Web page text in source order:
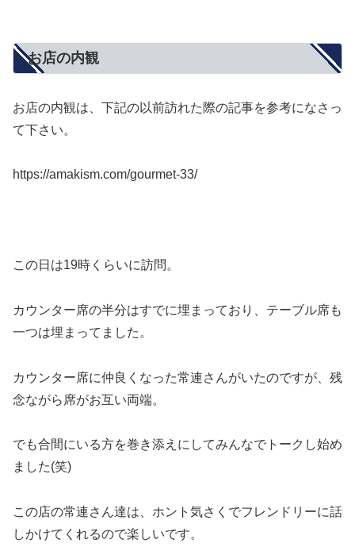
お店の内観
お店の内観は、下記の以前訪れた際の記事を参考になさっ
て下さい。
https://amakism.com/gourmet-33/
この日は19時くらいに訪問。
カウンター席の半分はすでに埋まっており、テーブル席も
一つは埋まってました。
カウンター席に仲良くなった常連さんがいたのですが、残
念ながら席がお互い両端。
でも合間にいる方を巻き添えにしてみんなでトークし始め
ました(笑)
この店の常連さん達は、ホント気さくでフレンドリーに話
しかけてくれるので楽しいです。